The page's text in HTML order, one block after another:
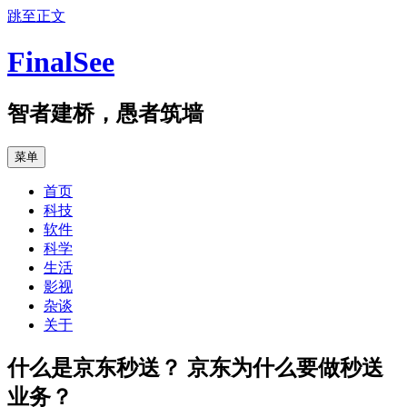
跳至正文
FinalSee
智者建桥，愚者筑墙
菜单
首页
科技
软件
科学
生活
影视
杂谈
关于
什么是京东秒送？ 京东为什么要做秒送
业务？